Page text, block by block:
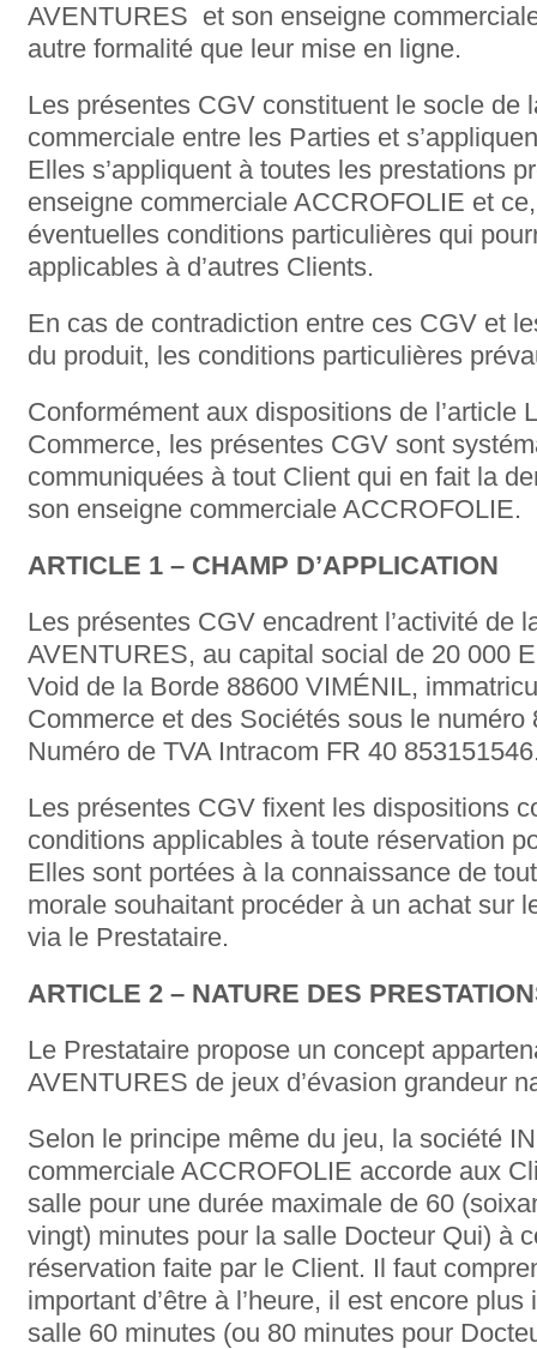
AVENTURES et son enseigne
autre formalité que leur mise en ligne.
Les présentes CGV constituent le socle de
commerciale entre les Parties et
Elles s’appliquent à toutes les prestations
enseigne commerciale ACCROFOLIE et
éventuelles conditions particulières qui
applicables à d’autres Clients.
En cas de contradiction entre ces CGV et
du produit, les conditions particulières
Conformément aux dispositions de l’article
Commerce, les présentes CGV sont
communiquées à tout Client qui en fait la
son enseigne commerciale ACCROFOLIE.
ARTICLE 1 – CHAMP D’APPLICATION
Les présentes CGV encadrent l’activité de
AVENTURES, au capital social de 20 000
Void de la Borde 88600 VIMÉNIL,
Commerce et des Sociétés sous le numéro
Numéro de TVA Intracom FR 40
Les présentes CGV fixent les dispositions
conditions applicables à toute réservation
Elles sont portées à la connaissance de
morale souhaitant procéder à un achat sur
via le Prestataire.
ARTICLE 2 – NATURE DES
Le Prestataire propose un concept
AVENTURES de jeux d’évasion grandeur
Selon le principe même du jeu, la société
commerciale ACCROFOLIE accorde aux
salle pour une durée maximale de 60
vingt) minutes pour la salle Docteur Qui) à
réservation faite par le Client. Il faut
important d’être à l’heure, il est encore
salle 60 minutes (ou 80 minutes pour